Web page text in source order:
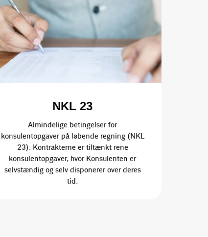
NKL 23
Almindelige betingelser for
konsulentopgaver på løbende regning (NKL
23). Kontrakterne er tiltænkt rene
konsulentopgaver, hvor Konsulenten er
selvstændig og selv disponerer over deres
tid.